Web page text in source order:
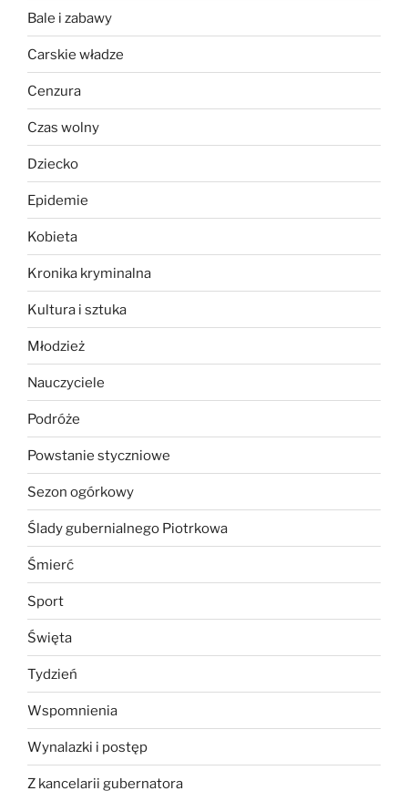
Bale i zabawy
Carskie władze
Cenzura
Czas wolny
Dziecko
Epidemie
Kobieta
Kronika kryminalna
Kultura i sztuka
Młodzież
Nauczyciele
Podróże
Powstanie styczniowe
Sezon ogórkowy
Ślady gubernialnego Piotrkowa
Śmierć
Sport
Święta
Tydzień
Wspomnienia
Wynalazki i postęp
Z kancelarii gubernatora